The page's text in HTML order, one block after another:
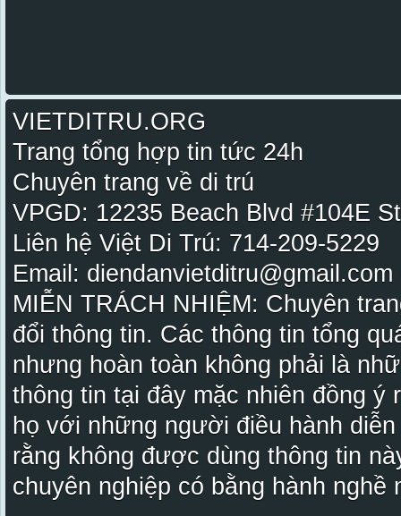
VIETDITRU.ORG
Trang tổng hợp tin tức 24h
Chuyên trang về di trú
VPGD: 12235 Beach Blvd #104E
Liên hệ Việt Di Trú: 714-209-5229
Email:
MIỄN TRÁCH NHIỆM: Chuyên
đổi thông tin. Các thông tin tổng
nhưng hoàn toàn không phải là
thông tin tại đây mặc nhiên đồng ý
họ với những người điều hành
rằng không được dùng thông tin
chuyên nghiệp có bằng hành